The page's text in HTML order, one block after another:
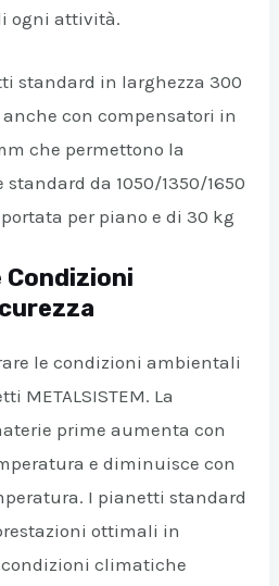
ogni attività.
standard in larghezza 300
con compensatori in
che permettono la
da 1050/1350/1650
per piano e di 30 kg
le condizioni ambientali
METALSISTEM. La
prime aumenta con
e diminuisce con
I pianetti standard
ottimali in
climatiche